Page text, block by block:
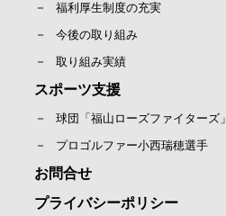
福利厚生制度の充実
今後の取り組み
取り組み実績
スポーツ支援
球団「福山ローズファイターズ」
プロゴルファー小西瑞穂選手
お問合せ
プライバシーポリシー